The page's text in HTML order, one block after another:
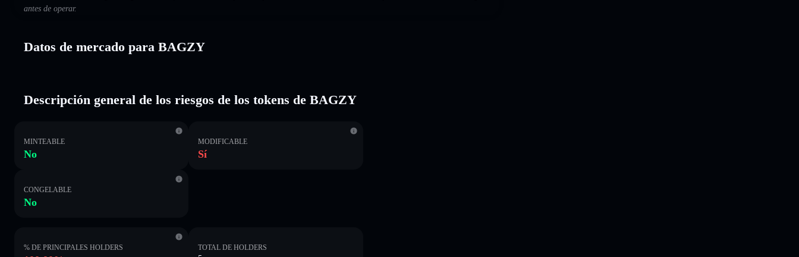
antes de operar.
Datos de mercado para BAGZY
Descripción general de los riesgos de los tokens de BAGZY
MINTEABLE
No
MODIFICABLE
Sí
CONGELABLE
No
% DE PRINCIPALES HOLDERS TOTAL DE HOLDERS